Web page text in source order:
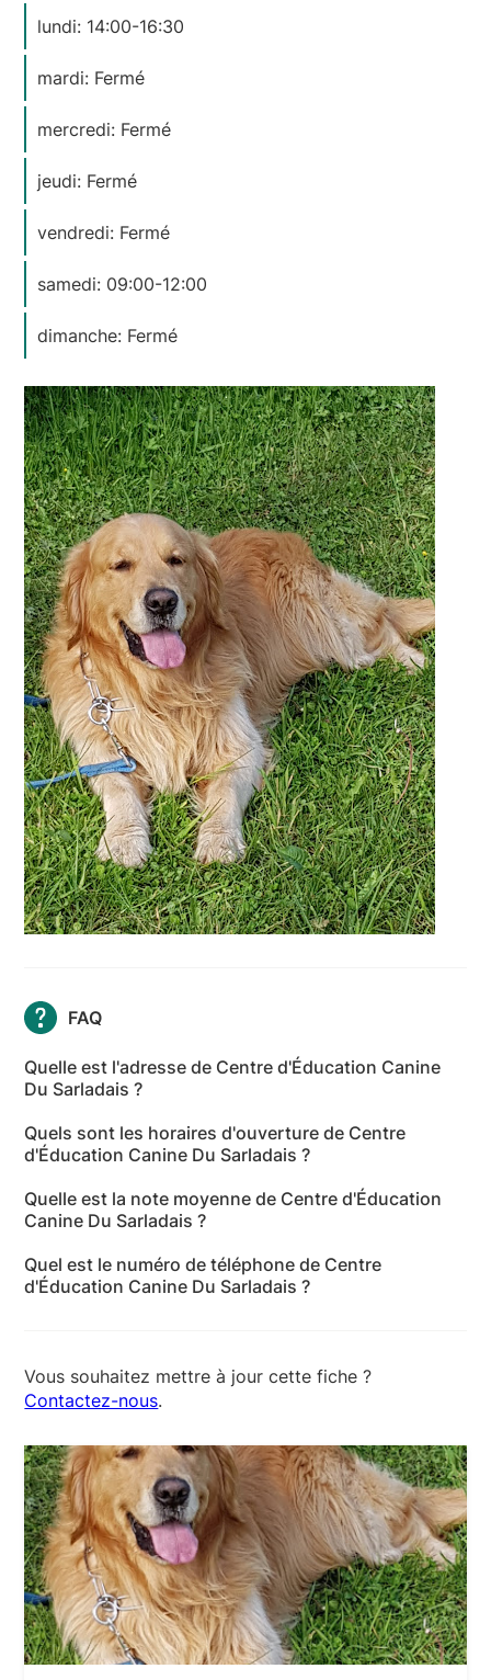
lundi: 14:00-16:30
mardi: Fermé
mercredi: Fermé
jeudi: Fermé
vendredi: Fermé
samedi: 09:00-12:00
dimanche: Fermé
FAQ
Quelle est l'adresse de Centre d'Éducation Canine
Du Sarladais ?
Groléjac, 24250 - Dordogne
Quels sont les horaires d'ouverture de Centre
d'Éducation Canine Du Sarladais ?
Les horaires d'ouverture de Centre d'Éducation
Canine Du Sarladais sont les suivants : lundi: 14:00-
16:30 - mardi: Fermé - mercredi: Fermé - jeudi: Fermé
- vendredi: Fermé - samedi: 09:00-12:00 - dimanche:
Fermé
Quelle est la note moyenne de Centre d'Éducation
Canine Du Sarladais ?
avis pour une note moyenne de 4,7 sur 5.
Quel est le numéro de téléphone de Centre
d'Éducation Canine Du Sarladais ?
Vous souhaitez mettre à jour cette fiche ?
Contactez-nous.